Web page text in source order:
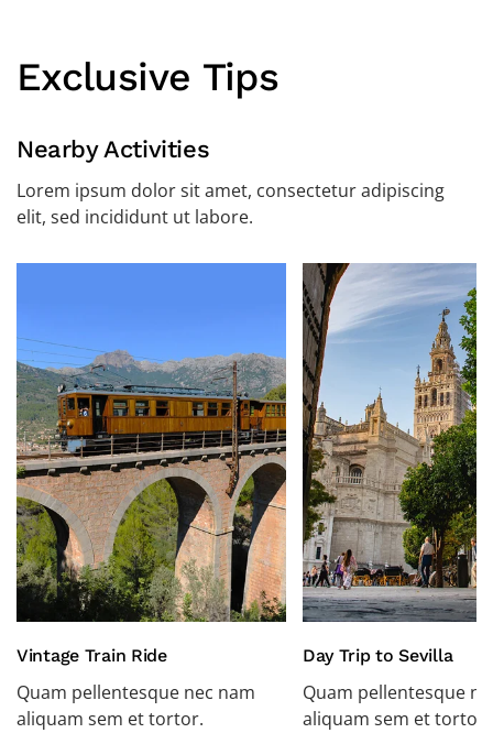
Exclusive Tips
Nearby Activities
Lorem ipsum dolor sit amet, consectetur adipiscing
elit, sed incididunt ut labore.
Vintage Train Ride
Quam pellentesque nec nam
aliquam sem et tortor.
Day Trip to Sevilla
Quam pellentesque
aliquam sem et tortor.